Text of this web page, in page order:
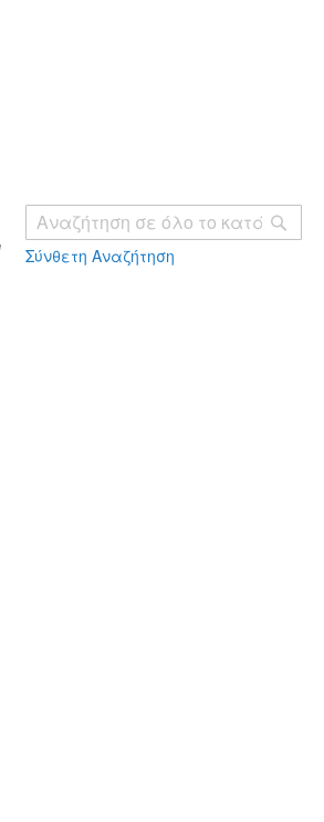
Σύνθετη Αναζήτηση
Το καλάθι σας